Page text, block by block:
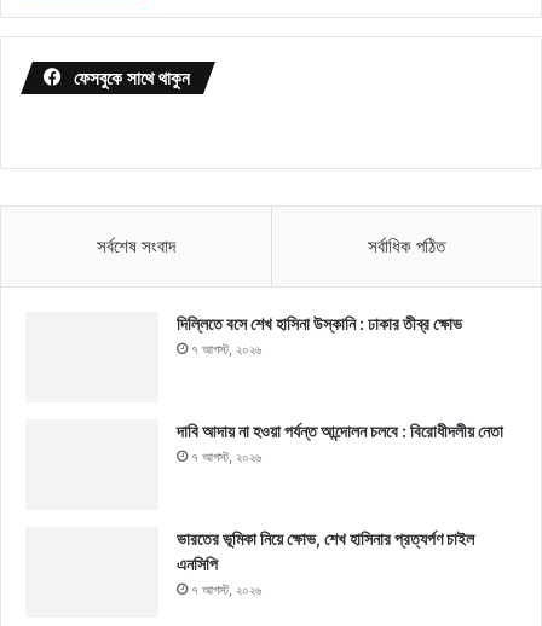
ফেসবুকে সাথে থাকুন
সর্বশেষ সংবাদ সর্বাধিক পঠিত
দিল্লিতে বসে শেখ হাসিনা উস্কানি : ঢাকার তীব্র ক্ষোভ
৭ আগস্ট, ২০২৬
দাবি আদায় না হওয়া পর্যন্ত আন্দোলন চলবে : বিরোধীদলীয় নেতা
৭ আগস্ট, ২০২৬
ভারতের ভূমিকা নিয়ে ক্ষোভ, শেখ হাসিনার প্রত্যর্পণ চাইল
এনসিপি
৭ আগস্ট, ২০২৬